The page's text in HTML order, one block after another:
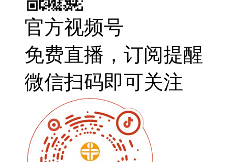
官方视频号
免费直播，订阅提醒
微信扫码即可关注